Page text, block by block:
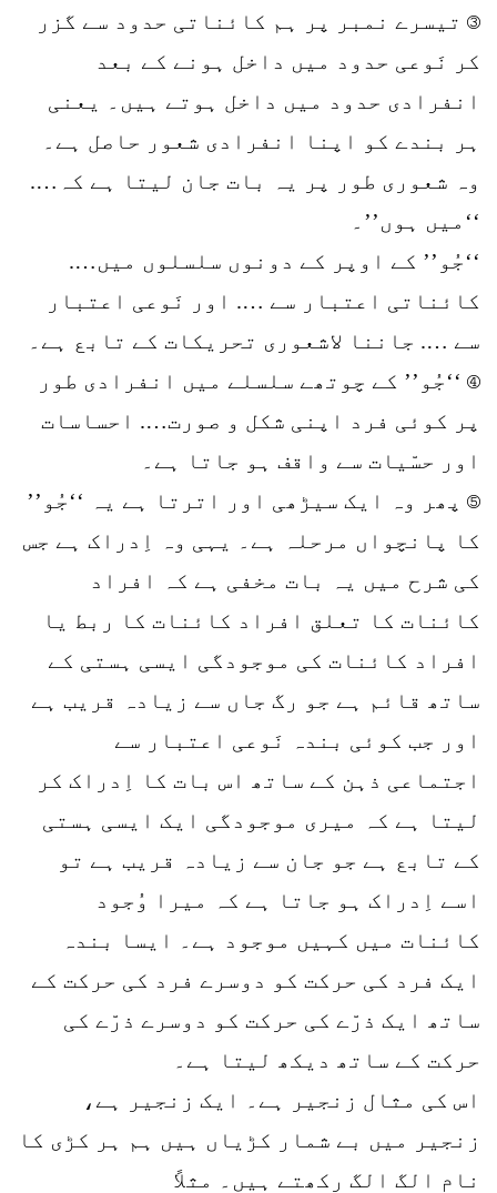
③ تیسرے نمبر پر ہم کائناتی حدود سے گزر
کر نَوعی حدود میں داخل ہونے کے بعد
انفرادی حدود میں داخل ہوتے ہیں۔ یعنی
ہر بندے کو اپنا انفرادی شعور حاصل ہے۔
وہ شعوری طور پر یہ بات جان لیتا ہے کہ….
‘‘میں ہوں’’۔
‘‘جُو’’ کے اوپر کے دونوں سلسلوں میں….
کائناتی اعتبار سے …. اور نَوعی اعتبار
سے …. جاننا لاشعوری تحریکات کے تابع ہے۔
④ ‘‘جُو’’ کے چوتھے سلسلے میں انفرادی طور
پر کوئی فرد اپنی شکل و صورت…. احساسات
اور حسّیات سے واقف ہو جاتا ہے۔
⑤ پھر وہ ایک سیڑھی اور اترتا ہے یہ ‘‘جُو’’
کا پانچواں مرحلہ ہے۔ یہی وہ اِدراک ہے جس
کی شرح میں یہ بات مخفی ہے کہ افراد
کائنات کا تعلق افراد کائنات کا ربط یا
افراد کائنات کی موجودگی ایسی ہستی کے
ساتھ قائم ہے جو رگ جاں سے زیادہ قریب ہے
اور جب کوئی بندہ نَوعی اعتبار سے
اجتماعی ذہن کے ساتھ اس بات کا اِدراک کر
لیتا ہے کہ میری موجودگی ایک ایسی ہستی
کے تابع ہے جو جان سے زیادہ قریب ہے تو
اسے اِدراک ہو جاتا ہے کہ میرا وُجود
کائنات میں کہیں موجود ہے۔ ایسا بندہ
ایک فرد کی حرکت کو دوسرے فرد کی حرکت کے
ساتھ ایک ذرّے کی حرکت کو دوسرے ذرّے کی
حرکت کے ساتھ دیکھ لیتا ہے۔
اس کی مثال زنجیر ہے۔ ایک زنجیر ہے،
زنجیر میں بے شمار کڑیاں ہیں ہم ہر کڑی کا
نام الگ الگ رکھتے ہیں۔ مثلاً